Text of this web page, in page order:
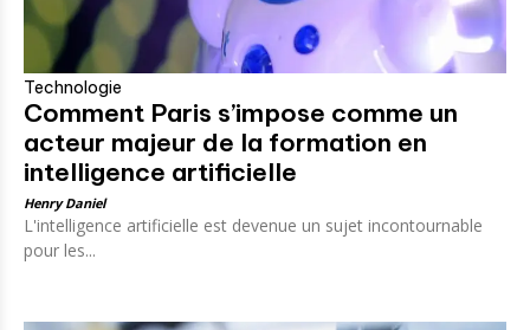
Technologie
Comment Paris s’impose comme un
acteur majeur de la formation en
intelligence artificielle
Henry Daniel
L'intelligence artificielle est devenue un sujet incontournable
pour les...